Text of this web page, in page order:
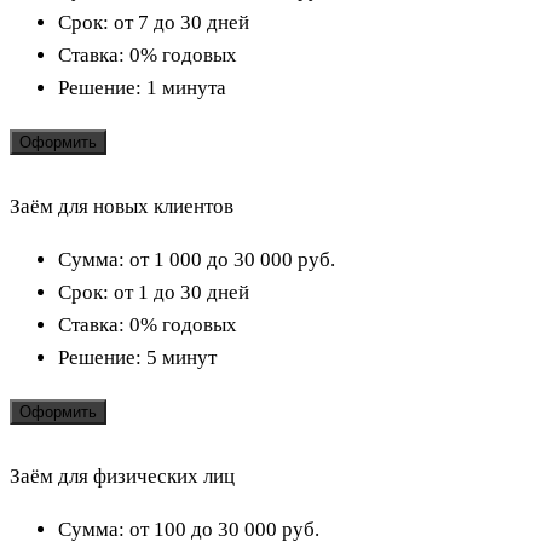
Срок: от 7 до 30 дней
Ставка: 0% годовых
Решение: 1 минута
Оформить
Заём для новых клиентов
Сумма: от 1 000 до 30 000 руб.
Срок: от 1 до 30 дней
Ставка: 0% годовых
Решение: 5 минут
Оформить
Заём для физических лиц
Сумма: от 100 до 30 000 руб.